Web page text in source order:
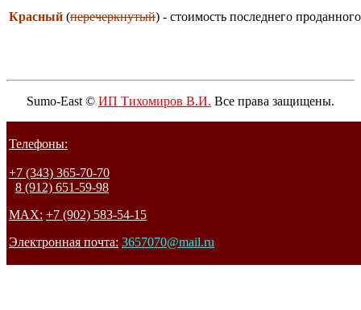
Красный (перечеркнутый) - стоимость последнего
Sumo-East © ИП Тихомиров В.И. Все права защищены.
Телефоны:
+7 (343) 365-70-70
8 (912) 651-59-98
MAX: +7 (902) 583-54-15
Электронная почта: 3657070@mail.ru